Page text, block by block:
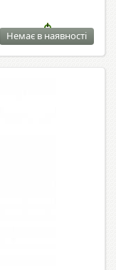
Немає в наявності